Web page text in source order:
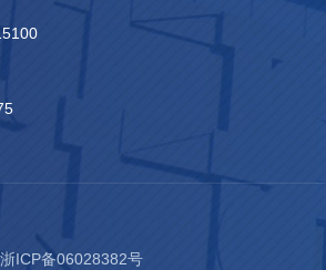
浙ICP备06028382号